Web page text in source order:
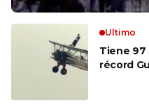
Ultimo
Tiene 97
récord